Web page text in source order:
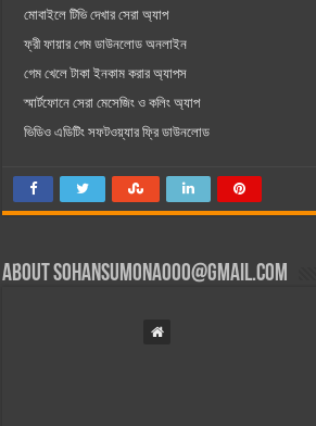
মোবাইলে টিভি দেখার সেরা অ্যাপ
ফ্রী ফায়ার গেম ডাউনলোড অনলাইন
গেম খেলে টাকা ইনকাম করার অ্যাপস
স্মার্টফোনে সেরা মেসেজিং ও কলিং অ্যাপ
ভিডিও এডিটিং সফটওয়্যার ফ্রি ডাউনলোড
Aboutsohansumona000@gmail.com